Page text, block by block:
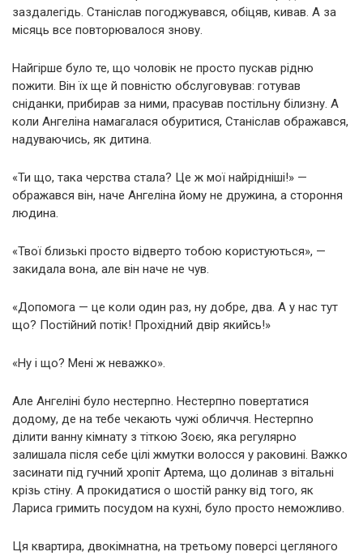
заздалегідь. Станіслав погоджувався, обіцяв, кивав. А за
місяць все повторювалося знову.
Найгірше було те, що чоловік не просто пускав рідню
пожити. Він їх ще й повністю обслуговував: готував
сніданки, прибирав за ними, прасував постільну білизну. А
коли Ангеліна намагалася обуритися, Станіслав ображався,
надуваючись, як дитина.
«Ти що, така черства стала? Це ж мої найрідніші!» —
ображався він, наче Ангеліна йому не дружина, а стороння
людина.
«Твої близькі просто відверто тобою користуються», —
закидала вона, але він наче не чув.
«Допомога — це коли один раз, ну добре, два. А у нас тут
що? Постійний потік! Прохідний двір якийсь!»
«Ну і що? Мені ж неважко».
Але Ангеліні було нестерпно. Нестерпно повертатися
додому, де на тебе чекають чужі обличчя. Нестерпно
ділити ванну кімнату з тіткою Зоєю, яка регулярно
залишала після себе цілі жмутки волосся у раковині. Важко
засинати під гучний хропіт Артема, що долинав з вітальні
крізь стіну. А прокидатися о шостій ранку від того, як
Лариса гримить посудом на кухні, було просто неможливо.
Ця квартира, двокімнатна, на третьому поверсі цегляного